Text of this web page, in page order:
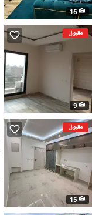
16
مقبول
9
مقبول
15